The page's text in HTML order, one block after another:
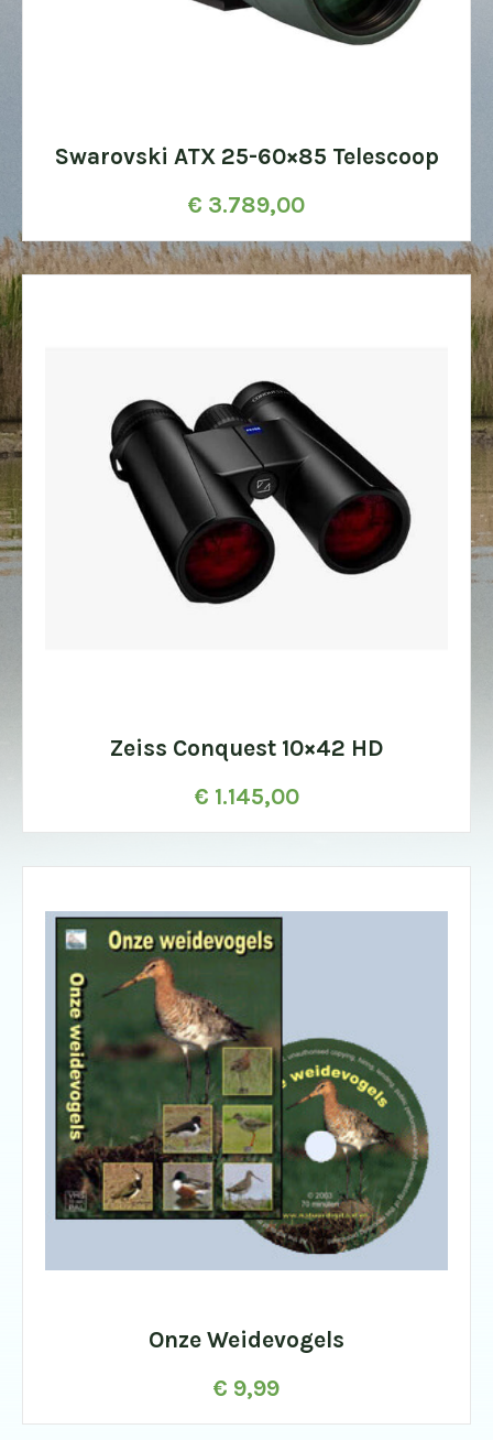
Swarovski ATX 25-60×85 Telescoop
€ 3.789,00
Zeiss Conquest 10×42 HD
€ 1.145,00
Onze Weidevogels
€ 9,99